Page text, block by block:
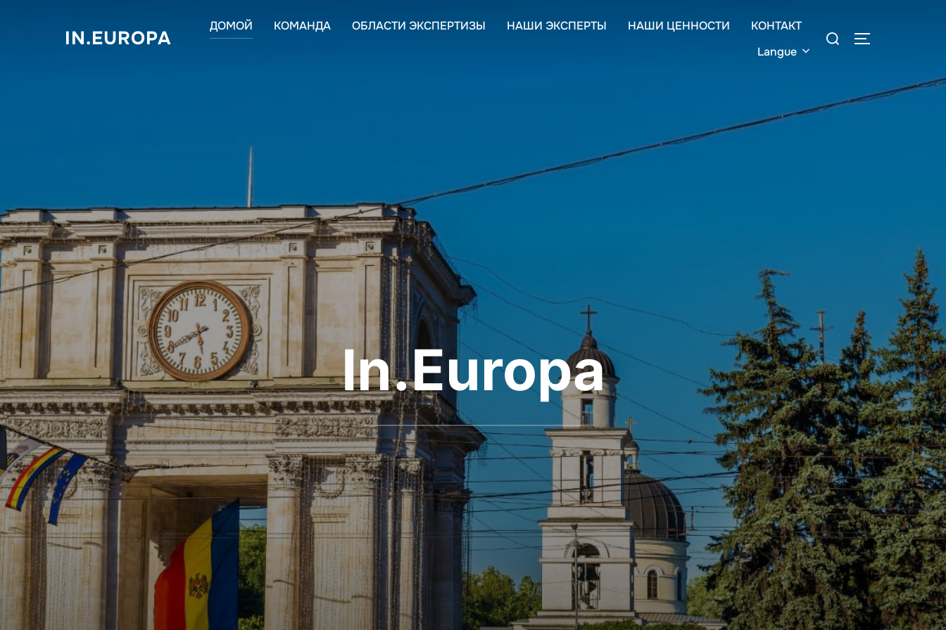
IN.EUROPA
ДОМОЙ КОМАНДА ОБЛАСТИ ЭКСПЕРТИЗЫ НАШИ ЭКСПЕРТЫ НАШИ ЦЕННОСТИ
КОНТАКТ
Langue
Rechercher :
PERMUTER
In.Europa